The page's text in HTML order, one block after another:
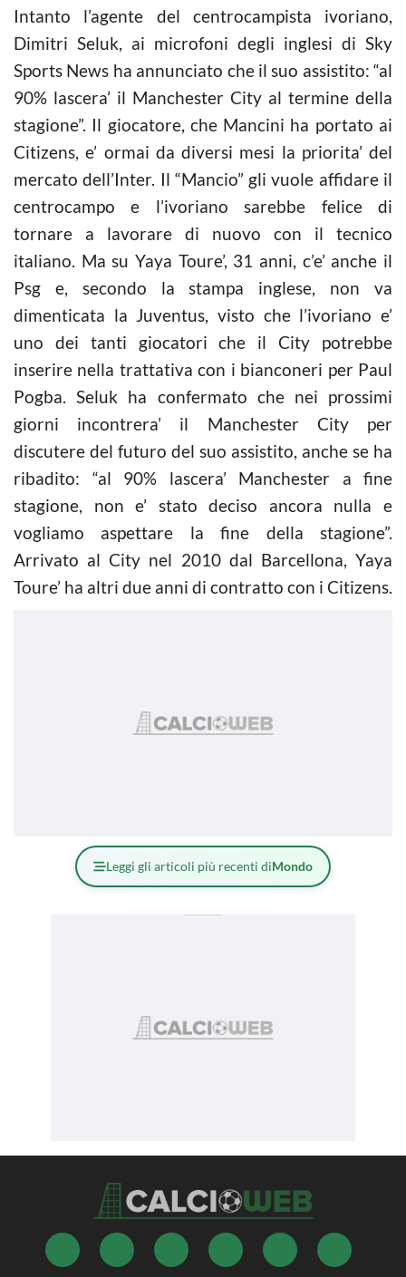
Intanto l’agente del centrocampista ivoriano,
Dimitri Seluk, ai microfoni degli inglesi di Sky
Sports News ha annunciato che il suo assistito: “al
90% lascera’ il Manchester City al termine della
stagione”. Il giocatore, che Mancini ha portato ai
Citizens, e’ ormai da diversi mesi la priorita’ del
mercato dell’Inter. Il “Mancio” gli vuole affidare il
centrocampo e l’ivoriano sarebbe felice di
tornare a lavorare di nuovo con il tecnico
italiano. Ma su Yaya Toure’, 31 anni, c’e’ anche il
Psg e, secondo la stampa inglese, non va
dimenticata la Juventus, visto che l’ivoriano e’
uno dei tanti giocatori che il City potrebbe
inserire nella trattativa con i bianconeri per Paul
Pogba. Seluk ha confermato che nei prossimi
giorni incontrera’ il Manchester City per
discutere del futuro del suo assistito, anche se ha
ribadito: “al 90% lascera’ Manchester a fine
stagione, non e’ stato deciso ancora nulla e
vogliamo aspettare la fine della stagione”.
Arrivato al City nel 2010 dal Barcellona, Yaya
Toure’ ha altri due anni di contratto con i Citizens.
Leggi gli articoli più recenti diMondo